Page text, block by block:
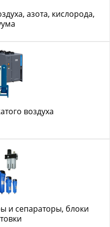
азота, кислорода,
воздуха
и сепараторы, блоки